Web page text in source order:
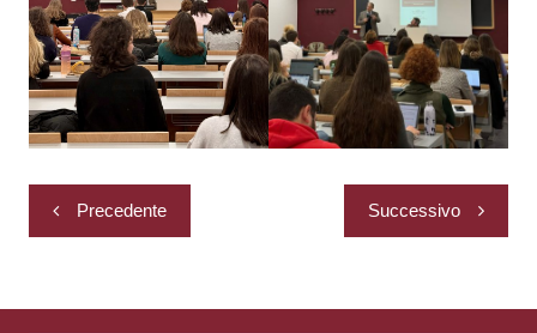
Navigazione
articoli
Precedente Successivo